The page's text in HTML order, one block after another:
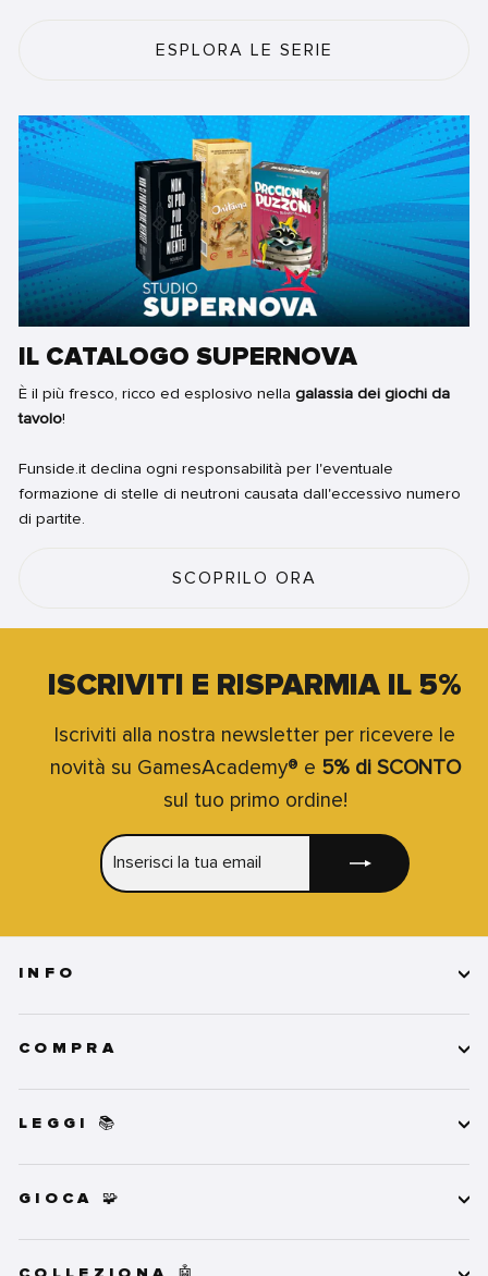
ESPLORA LE SERIE
IL CATALOGO SUPERNOVA
È il più fresco, ricco ed esplosivo nella galassia dei giochi da
tavolo!
Funside.it declina ogni responsabilità per l'eventuale
formazione di stelle di neutroni causata dall'eccessivo numero
di partite.
SCOPRILO ORA
ISCRIVITI E RISPARMIA IL 5%
Iscriviti alla nostra newsletter per ricevere le
novità su GamesAcademy® e 5% di SCONTO
sul tuo primo ordine!
LA
INFO
COMPRA
LEGGI 📚
GIOCA 🧩